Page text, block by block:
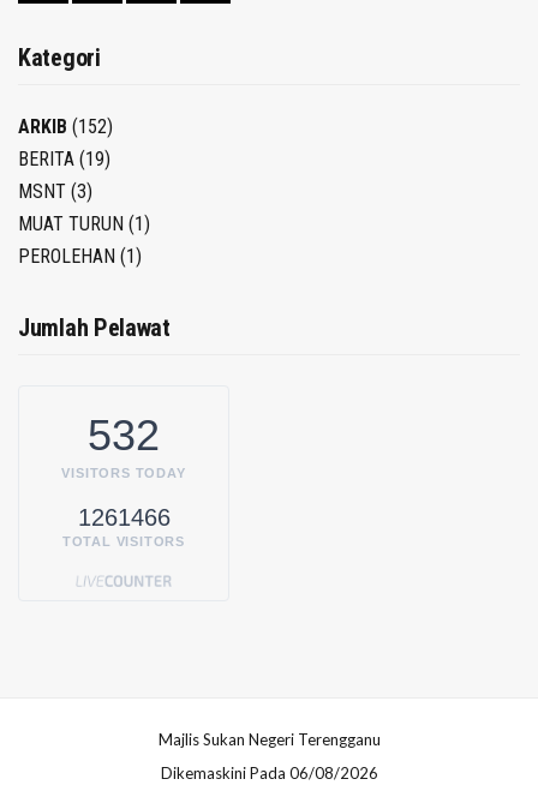
Kategori
ARKIB (152)
BERITA (19)
MSNT (3)
MUAT TURUN (1)
PEROLEHAN (1)
Jumlah Pelawat
532
VISITORS TODAY
1261466
TOTAL VISITORS
Majlis Sukan Negeri Terengganu
Dikemaskini Pada 06/08/2026